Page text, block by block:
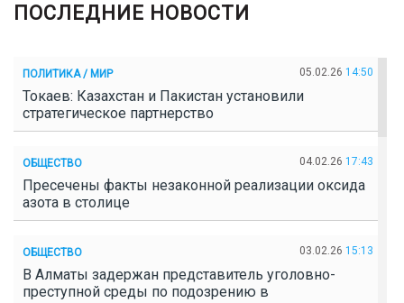
ПОСЛЕДНИЕ НОВОСТИ
ПОЛИТИКА / МИР 05.02.26 14:50
Токаев: Казахстан и Пакистан установили
стратегическое партнерство
ОБЩЕСТВО 04.02.26 17:43
Пресечены факты незаконной реализации оксида
азота в столице
ОБЩЕСТВО 03.02.26 15:13
В Алматы задержан представитель уголовно-
преступной среды по подозрению в